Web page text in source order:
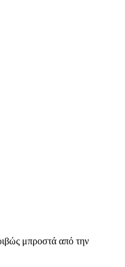
μπροστά από την